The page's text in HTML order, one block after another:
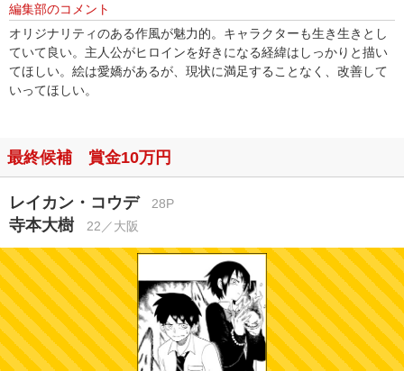
編集部のコメント
オリジナリティのある作風が魅力的。キャラクターも生き生きとし
ていて良い。主人公がヒロインを好きになる経緯はしっかりと描い
てほしい。絵は愛嬌があるが、現状に満足することなく、改善して
いってほしい。
最終候補 賞金10万円
レイカン・コウデ28P
寺本大樹22／大阪